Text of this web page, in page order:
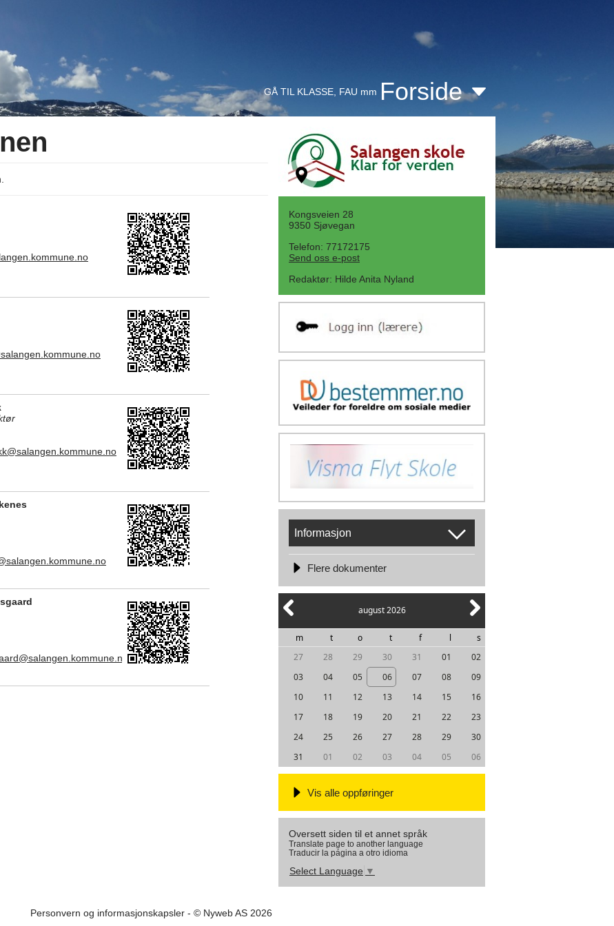
GÅ TIL KLASSE, FAU mm Forside
Kongsveien 28
9350 Sjøvegan
Telefon: 77172175
Send oss e-post
Redaktør: Hilde Anita Nyland
Informasjon
Flere dokumenter
august 2026
m t o t f l
s
27
28 29 30 31 01
02
03
04 05 06 07 08
09
10
11 12 13 14 15
16
17
18 19 20 21 22
23
24
25 26 27 28 29
30
31
01 02 03 04 05 06
Vis alle oppføringer
Oversett siden til et annet språk
Translate page to another language
Traducir la página a otro idioma
Select Language ▼
Personvern og informasjonskapsler- © Nyweb AS 2026